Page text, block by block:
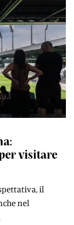
visitare
il
nel